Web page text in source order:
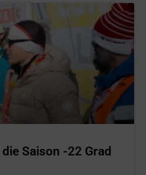
Saison -22 Grad